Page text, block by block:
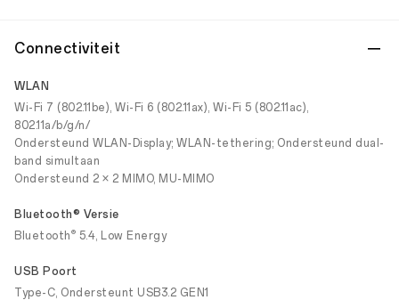
Connectiviteit
WLAN
Wi-Fi 7 (802.11be), Wi-Fi 6 (802.11ax), Wi-Fi 5 (802.11ac),
802.11a/b/g/n/
Ondersteund WLAN-Display; WLAN-tethering; Ondersteund dual-
band simultaan
Ondersteund 2 × 2 MIMO, MU-MIMO
Bluetooth® Versie
Bluetooth® 5.4, Low Energy
USB Poort
Type-C, Ondersteunt USB3.2 GEN1